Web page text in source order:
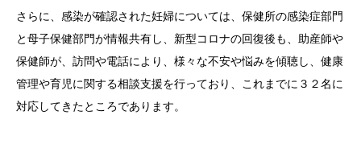
さらに、感染が確認された妊婦については、保健所の感染症部門
と母子保健部門が情報共有し、新型コロナの回復後も、助産師や
保健師が、訪問や電話により、様々な不安や悩みを傾聴し、健康
管理や育児に関する相談支援を行っており、これまでに３２名に
対応してきたところであります。